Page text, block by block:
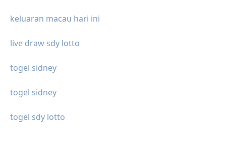
keluaran macau hari ini
live draw sdy lotto
togel sidney
togel sidney
togel sdy lotto